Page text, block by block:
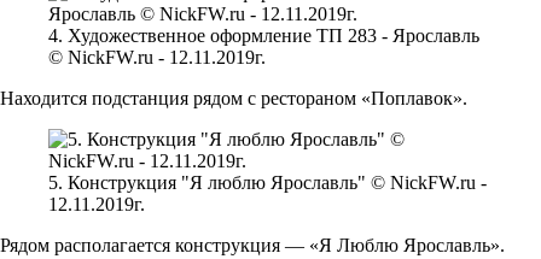
4. Художественное оформление ТП 283 - Ярославль
© NickFW.ru - 12.11.2019г.
Находится подстанция рядом с рестораном «Поплавок».
5. Конструкция "Я люблю Ярославль" © NickFW.ru -
12.11.2019г.
Рядом располагается конструкция — «Я Люблю Ярославль».